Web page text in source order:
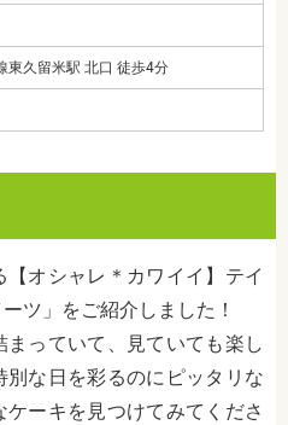
東久留米駅 北口 徒歩4分
オシャレ＊カワイイ】テイ
ツ」をご紹介しました！
っていて、見ていても楽し
な日を彩るのにピッタリな
ーキを見つけてみてくださ